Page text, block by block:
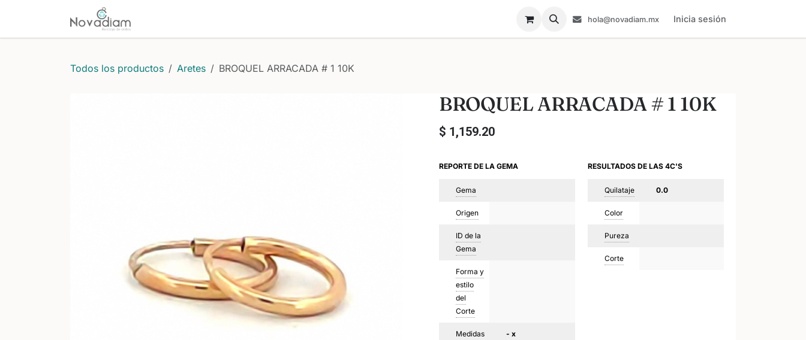
hola@novadiam.mx Inicia sesión
Todos los productos Aretes BROQUEL ARRACADA # 1 10K
BROQUEL ARRACADA # 1 10K
$ 1,159.20
REPORTE DE LA GEMA
Gema
Origen
ID de la
Gema
Forma y
estilo
del
Corte
Medidas - x
RESULTADOS DE LAS 4C'S
Quilataje 0.0
Color
Pureza
Corte